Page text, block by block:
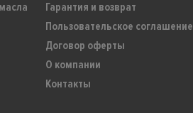
Гарантия и возврат
Пользовательское соглашение
Договор оферты
О компании
Контакты